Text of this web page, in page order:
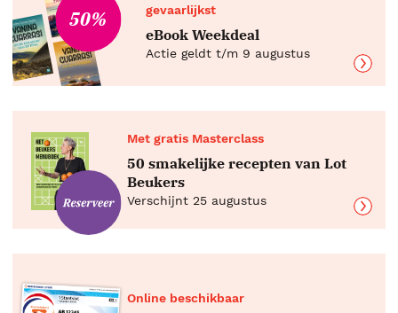
50%
gevaarlijkst
eBook Weekdeal
Actie geldt t/m 9 augustus
Met gratis Masterclass
50 smakelijke recepten van Lot
Beukers
Verschijnt 25 augustus
Online beschikbaar